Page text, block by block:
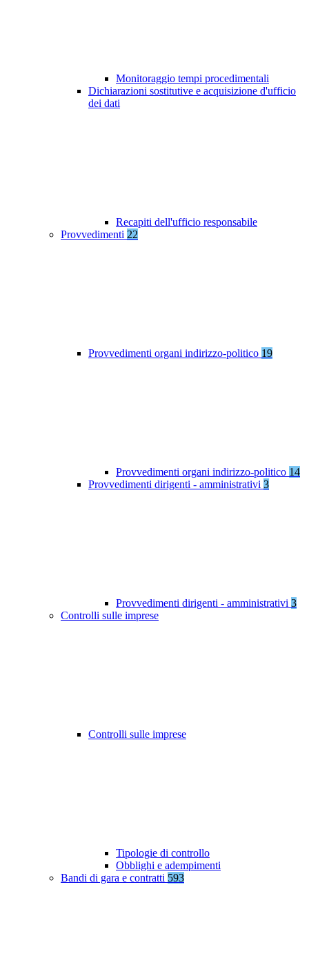
Monitoraggio tempi procedimentali
Dichiarazioni sostitutive e acquisizione d'ufficio
dei dati
Recapiti dell'ufficio responsabile
Provvedimenti 22
Provvedimenti organi indirizzo-politico 19
Provvedimenti organi indirizzo-politico 14
Provvedimenti dirigenti - amministrativi 3
Provvedimenti dirigenti - amministrativi 3
Controlli sulle imprese
Controlli sulle imprese
Tipologie di controllo
Obblighi e adempimenti
Bandi di gara e contratti 593